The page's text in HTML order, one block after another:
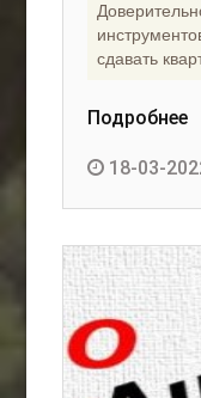
сдавать
Подробнее
18-03-